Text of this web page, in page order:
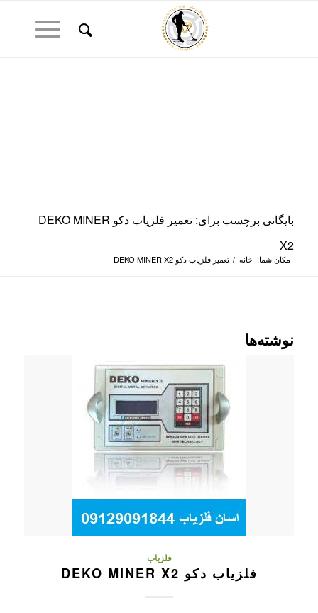
بایگانی برچسب برای: تعمیر فلزیاب دکو DEKO MINER
X2
مکان شما: خانه / تعمیر فلزیاب دکو DEKO MINER X2
نوشته‌ها
فلزیاب
فلزیاب دکو DEKO MINER X2